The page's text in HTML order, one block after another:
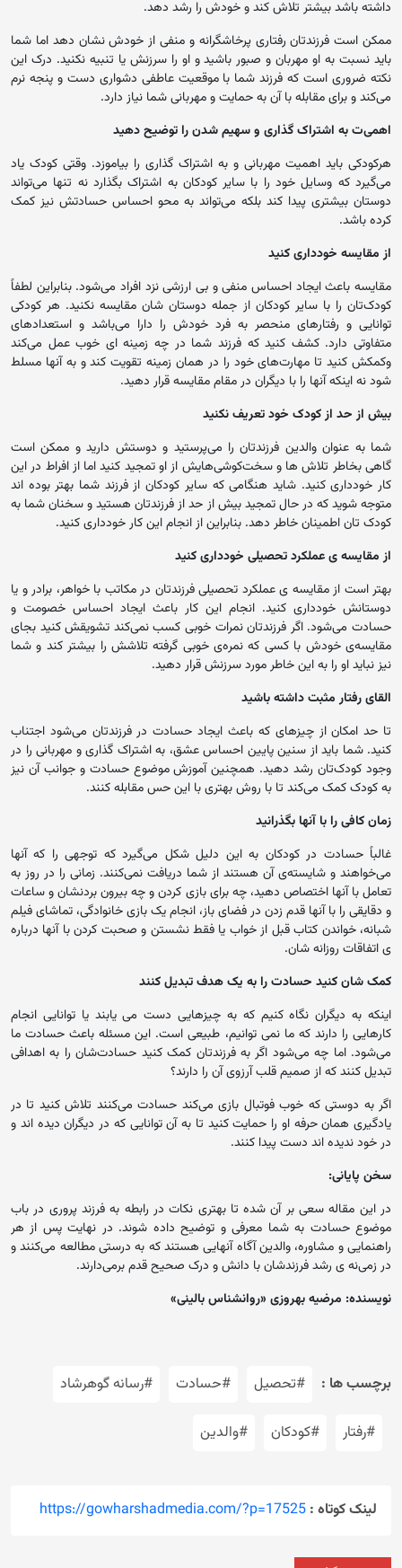
داشته باشد بیشتر تلاش کند و خودش را رشد دهد.
ممکن است فرزندتان رفتاری پرخاشگرانه و منفی از خودش نشان دهد اما شما
باید نسبت به او مهربان و صبور باشید و او را سرزنش یا تنبیه نکنید. درک این
نکته ضروری است که فرزند شما با موقعیت عاطفی دشواری دست و پنجه نرم
می‌کند و برای مقابله با آن به حمایت و مهربانی شما نیاز دارد.
اهمی‌ت به اشتراک گذاری و سهیم شدن را توضیح دهید
هرکودکی باید اهمیت مهربانی و به اشتراک گذاری را بیاموزد. وقتی کودک یاد
می‌گیرد که وسایل خود را با سایر کودکان به اشتراک بگذارد نه تنها می‌تواند
دوستان بیشتری پیدا کند بلکه می‌تواند به محو احساس حسادتش نیز کمک
کرده باشد.
از مقایسه خودداری کنید
مقایسه باعث ایجاد احساس منفی و بی ارزشی نزد افراد می‌شود. بنابراین لطفاً
کودک‌تان را با سایر کودکان از جمله دوستان شان مقایسه نکنید. هر کودکی
توانایی و رفتارهای منحصر به فرد خودش را دارا می‌باشد و استعدادهای
متفاوتی دارد. کشف کنید که فرزند شما در چه زمینه ای خوب عمل می‌کند
وکمکش کنید تا مهارت‌های خود را در همان زمینه تقویت کند و به آنها مسلط
شود نه اینکه آنها را با دیگران در مقام مقایسه قرار دهید.
بیش از حد از کودک خود تعریف نکنید
شما به عنوان والدین فرزندتان را می‌پرستید و دوستش دارید و ممکن است
گاهی بخاطر تلاش ها و سخت‌کوشی‌هایش از او تمجید کنید اما از افراط در این
کار خودداری کنید. شاید هنگامی‌ که سایر کودکان از فرزند شما بهتر بوده اند
متوجه شوید که در حال تمجید بیش از حد از فرزندتان هستید و سخنان شما به
کودک تان اطمینان خاطر دهد. بنابراین از انجام این کار خودداری کنید.
از مقایسه ی عملکرد تحصیلی خودداری کنید
بهتر است از مقایسه ی عملکرد تحصیلی فرزندتان در مکاتب با خواهر، برادر و یا
دوستانش خودداری کنید. انجام این کار باعث ایجاد احساس خصومت و
حسادت می‌شود. اگر فرزندتان نمرات خوبی کسب نمی‌کند تشویقش کنید بجای
مقایسه‌ی خودش با کسی که نمره‌ی خوبی گرفته تلاشش را بیشتر کند و شما
نیز نباید او را به این خاطر مورد سرزنش قرار دهید.
القای رفتار مثبت داشته باشید
تا حد امکان از چیزهای که باعث ایجاد حسادت در فرزندتان می‌شود اجتناب
کنید. شما باید از سنین پایین احساس عشق، به اشتراک گذاری و مهربانی را در
وجود کودک‌تان رشد دهید. همچنین آموزش موضوع حسادت و جوانب آن نیز
به کودک کمک می‌کند تا با روش بهتری با این حس مقابله کنند.
زمان کافی را با آنها بگذرانید
غالباً حسادت در کودکان به این دلیل شکل می‌گیرد که توجهی را که آنها
می‌خواهند و شایسته‌ی آن هستند از شما دریافت نمی‌کنند. زمانی را در روز به
تعامل با آنها اختصاص دهید، چه برای بازی کردن و چه بیرون بردنشان و ساعات
و دقایقی را با آنها قدم زدن در فضای باز، انجام یک بازی خانوادگی، تماشای فیلم
شبانه، خواندن کتاب قبل از خواب یا فقط نشستن و صحبت کردن با آنها درباره
ی اتفاقات روزانه شان.
کمک شان کنید حسادت را به یک هدف تبدیل کنند
اینکه به دیگران نگاه کنیم که به چیزهایی دست می‌ یابند یا توانایی انجام
کارهایی را دارند که ما نمی‌ توانیم، طبیعی است. این مسئله باعث حسادت ما
می‌شود. اما چه می‌شود اگر به فرزندتان کمک کنید حسادت‌شان را به اهدافی
تبدیل کنند که از صمیم قلب آرزوی آن را دارند؟
اگر به دوستی که خوب فوتبال بازی می‌کند حسادت می‌کنند تلاش کنید تا در
یادگیری همان حرفه او را حمایت کنید تا به آن توانایی که در دیگران دیده اند و
در خود ندیده اند دست پیدا کنند.
سخن پایانی:
در این مقاله سعی بر آن شده تا بهتری نکات در رابطه به فرزند پروری در باب
موضوع حسادت به شما معرفی و توضیح داده شوند. در نهایت پس از هر
راهنمایی و مشاوره، والدین آگاه آنهایی هستند که به درستی مطالعه می‌کنند و
در زمی‌نه ی رشد فرزندشان با دانش و درک صحیح قدم برمی‌دارند.
نویسنده: مرضیه بهروزی «روانشناس بالینی»
برچسب ها : #تحصیل #حسادت #رسانه گوهرشاد
#رفتار #کودکان #والدین
لینک کوتاه : https://gowharshadmedia.com/?p=17525